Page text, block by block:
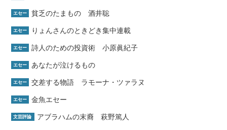
エセー 貧乏のたまもの 酒井聡
エセー りょんさんのときどき集中連載
エセー 詩人のための投資術 小原眞紀子
エセー あなたが泣けるもの
エセー 交差する物語 ラモーナ・ツァラヌ
エセー 金魚エセー
文芸評論
アブラハムの末裔 萩野篤人